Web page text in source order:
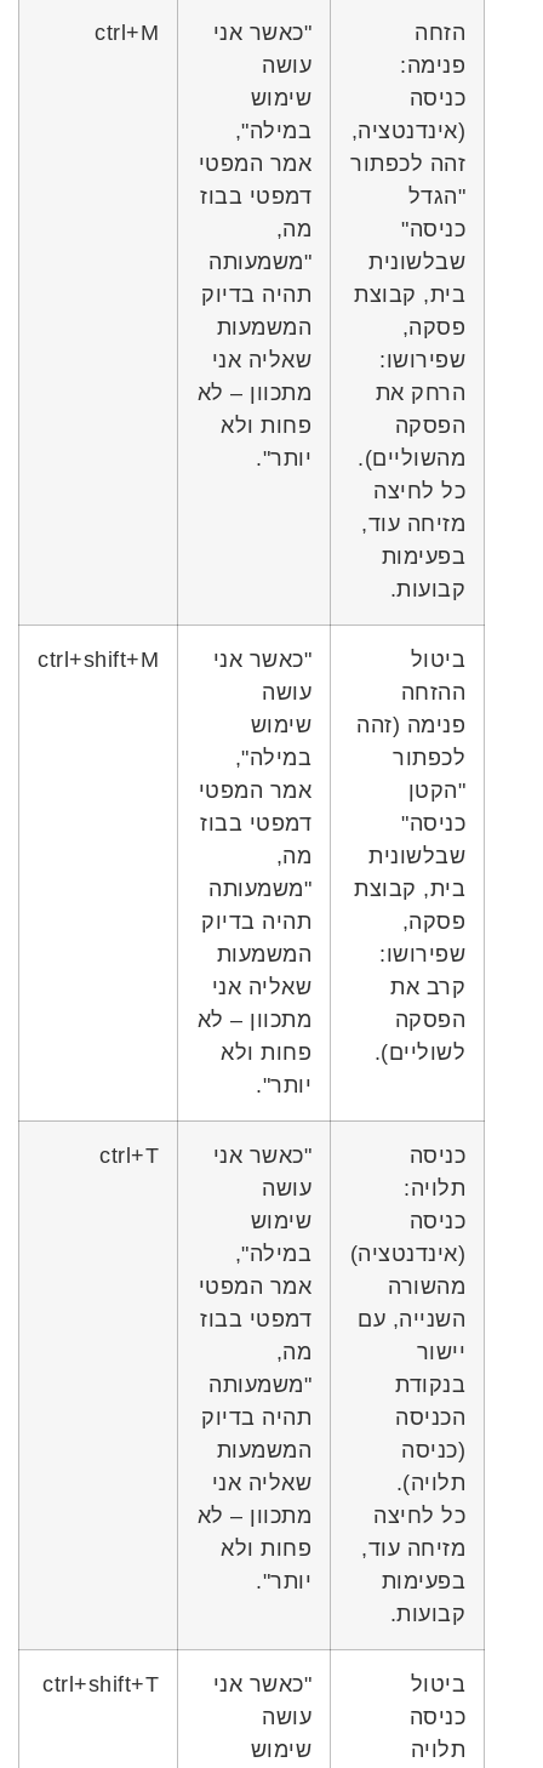
הזחה
פנימה:
כניסה
(אינדנטציה,
זהה לכפתור
"הגדל
כניסה"
שבלשונית
בית, קבוצת
פסקה,
שפירושו:
הרחק את
הפסקה
מהשוליים).
כל לחיצה
מזיחה עוד,
בפעימות
קבועות.
"כאשר אני
עושה
שימוש
במילה",
אמר המפטי
דמפטי בבוז
מה,
"משמעותה
תהיה בדיוק
המשמעות
שאליה אני
מתכוון – לא
פחות ולא
יותר".
ctrl+M
ביטול
ההזחה
פנימה (זהה
לכפתור
"הקטן
כניסה"
שבלשונית
בית, קבוצת
פסקה,
שפירושו:
קרב את
הפסקה
לשוליים).
"כאשר אני
עושה
שימוש
במילה",
אמר המפטי
דמפטי בבוז
מה,
"משמעותה
תהיה בדיוק
המשמעות
שאליה אני
מתכוון – לא
פחות ולא
יותר".
ctrl+shift+M
כניסה
תלויה:
כניסה
(אינדנטציה)
מהשורה
השנייה, עם
יישור
בנקודת
הכניסה
(כניסה
תלויה).
כל לחיצה
מזיחה עוד,
בפעימות
קבועות.
"כאשר אני
עושה
שימוש
במילה",
אמר המפטי
דמפטי בבוז
מה,
"משמעותה
תהיה בדיוק
המשמעות
שאליה אני
מתכוון – לא
פחות ולא
יותר".
ctrl+T
ביטול
כניסה
תלויה
"כאשר אני
עושה
שימוש
ctrl+shift+T